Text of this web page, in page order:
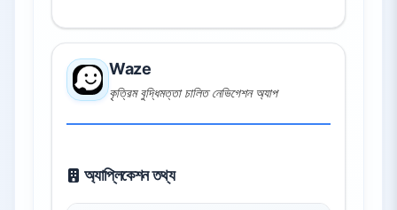
Waze
কৃত্রিম বুদ্ধিমত্তা চালিত নেভিগেশন অ্যাপ
অ্যাপ্লিকেশন তথ্য